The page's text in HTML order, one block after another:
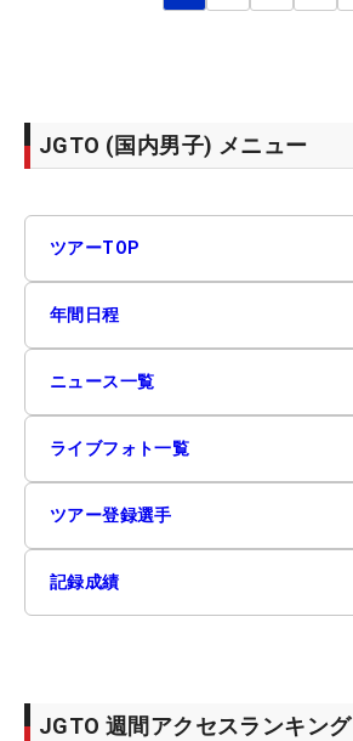
JGTO (国内男子) メニュー
ツアーTOP
年間日程
ニュース一覧
ライブフォト一覧
ツアー登録選手
記録成績
JGTO 週間アクセスランキング